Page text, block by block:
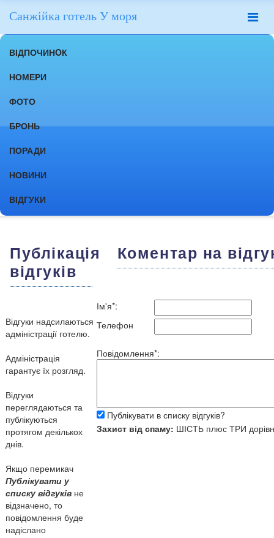
Санжійка готель У моря
ВІДПОЧИНOК
НОМЕРИ
ФОТО
БРОНЬ
ПОРАДИ
НОВИНИ
ВІДГУКИ
Публікація
відгуків
Відгуки надсилаються
адміністрації готелю.
Адміністрація
гарантує їх розгляд.
Відгуки
переглядаються та
публікуються
протягом декількох
днів.
Якщо перемикач
Публікувати у
списку відгуківне
відзначено, то
повідомлення буде
надіслано
Коментар на
Ім'я*:
Телефон
Повідомлення*:
Публікувати в списку відгуків?
Захист від спаму: ШІСТЬплюс ТРИ